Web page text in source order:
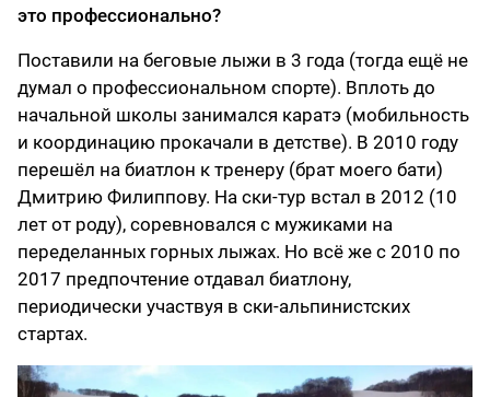
это профессионально?
Поставили на беговые лыжи в 3 года (тогда ещё не
думал о профессиональном спорте). Вплоть до
начальной школы занимался каратэ (мобильность
и координацию прокачали в детстве). В 2010 году
перешёл на биатлон к тренеру (брат моего бати)
Дмитрию Филиппову. На ски-тур встал в 2012 (10
лет от роду), соревновался с мужиками на
переделанных горных лыжах. Но всё же с 2010 по
2017 предпочтение отдавал биатлону,
периодически участвуя в ски-альпинистских
стартах.